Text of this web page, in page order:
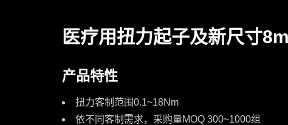
医疗用扭力起子及新尺寸
产品特性
扭力客制范围0.1~18Nm
依不同客制需求，采购量MOQ 300~1000组